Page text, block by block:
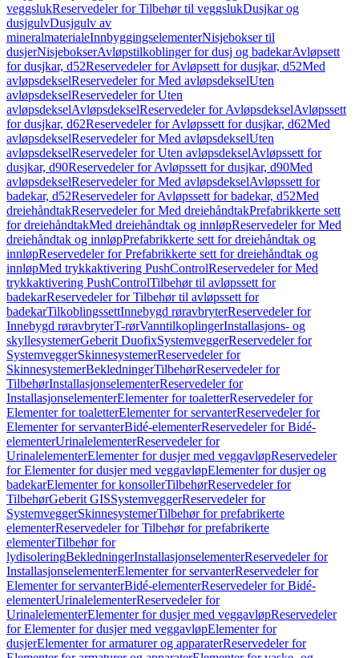
veggslukReservedeler for Tilbehør til veggslukDusjkar og
dusjgulvDusjgulv av
mineralmaterialeInnbyggingselementerNisjebokser til
dusjerNisjebokserAvløpstilkoblinger for dusj og badekarAvløpsett
for dusjkar, d52Reservedeler for Avløpsett for dusjkar, d52Med
avløpsdekselReservedeler for Med avløpsdekselUten
avløpsdekselReservedeler for Uten
avløpsdekselAvløpsdekselReservedeler for AvløpsdekselAvløpssett
for dusjkar, d62Reservedeler for Avløpssett for dusjkar, d62Med
avløpsdekselReservedeler for Med avløpsdekselUten
avløpsdekselReservedeler for Uten avløpsdekselAvløpssett for
dusjkar, d90Reservedeler for Avløpssett for dusjkar, d90Med
avløpsdekselReservedeler for Med avløpsdekselAvløpssett for
badekar, d52Reservedeler for Avløpssett for badekar, d52Med
dreiehåndtakReservedeler for Med dreiehåndtakPrefabrikkerte sett
for dreiehåndtakMed dreiehåndtak og innløpReservedeler for Med
dreiehåndtak og innløpPrefabrikkerte sett for dreiehåndtak og
innløpReservedeler for Prefabrikkerte sett for dreiehåndtak og
innløpMed trykkaktivering PushControlReservedeler for Med
trykkaktivering PushControlTilbehør til avløpssett for
badekarReservedeler for Tilbehør til avløpssett for
badekarTilkoblingssettInnebygd røravbryterReservedeler for
Innebygd røravbryterT-rørVanntilkoplingerInstallasjons- og
skyllesystemerGeberit DuofixSystemveggerReservedeler for
SystemveggerSkinnesystemerReservedeler for
SkinnesystemerBekledningerTilbehørReservedeler for
TilbehørInstallasjonselementerReservedeler for
InstallasjonselementerElementer for toaletterReservedeler for
Elementer for toaletterElementer for servanterReservedeler for
Elementer for servanterBidé-elementerReservedeler for Bidé-
elementerUrinalelementerReservedeler for
UrinalelementerElementer for dusjer med veggavløpReservedeler
for Elementer for dusjer med veggavløpElementer for dusjer og
badekarElementer for konsollerTilbehørReservedeler for
TilbehørGeberit GISSystemveggerReservedeler for
SystemveggerSkinnesystemerTilbehør for prefabrikerte
elementerReservedeler for Tilbehør for prefabrikerte
elementerTilbehør for
lydisoleringBekledningerInstallasjonselementerReservedeler for
InstallasjonselementerElementer for servanterReservedeler for
Elementer for servanterBidé-elementerReservedeler for Bidé-
elementerUrinalelementerReservedeler for
UrinalelementerElementer for dusjer med veggavløpReservedeler
for Elementer for dusjer med veggavløpElementer for
dusjerElementer for armaturer og apparaterReservedeler for